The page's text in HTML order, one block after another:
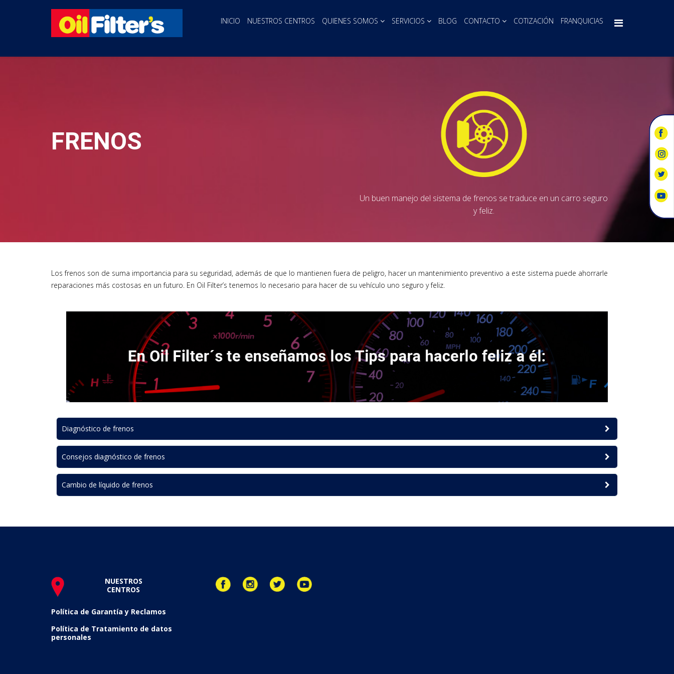
INICIO NUESTROS CENTROS QUIENES SOMOS SERVICIOS BLOG CONTACTO COTIZACIÓN FRANQUICIAS
FRENOS
Un buen manejo del sistema de frenos se traduce en un carro seguro
y feliz.
Los frenos son de suma importancia para su seguridad, además de que lo mantienen fuera de peligro, hacer un mantenimiento preventivo a este sistema puede ahorrarle
reparaciones más costosas en un futuro. En Oil Filter’s tenemos lo necesario para hacer de su vehículo uno seguro y feliz.
Diagnóstico de frenos
Consejos diagnóstico de frenos
Cambio de líquido de frenos
NUESTROS
CENTROS
Política de Garantía y Reclamos
Política de Tratamiento de datos
personales